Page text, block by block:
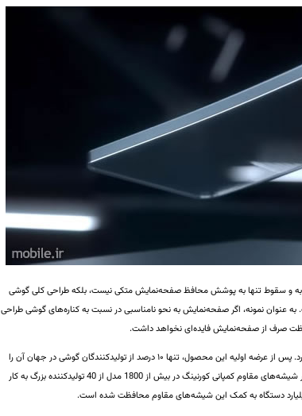
ضربه و سقوط تنها به پوشش‌ محافظ صفحه‌نمایش متکی نیست، بلکه طراحی کلی گوشی
عنوان نمونه، اگر صفحه‌نمایش به نحو نامناسبی در نسبت به کناره‌های گوشی طراحی
صرف از صفحه‌نمایش فایده‌ای نخواهد داشت.
کورنینگ نخستین بار گوریلا گلس را در نمایشگاه CES در سال ۲۰۰۷ معرفی کرد. پس از عرضه اولیه این محصول، تنها ۱۰ درصد از تولیدکنندگان گوشی در جهان آن را
به کار گرفتند، رقمی که در حال حاضر به حدود ۷۵ درصد رسیده است. راهکار شیشه‌های مقاوم کمپانی کورنینگ در بیش از 1800 مدل از 40 تولیدکننده بزرگ به کار